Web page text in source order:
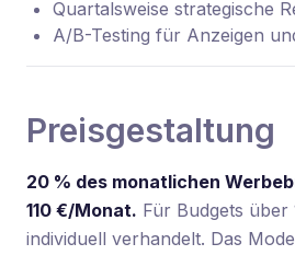
Quartalsweise strategische
A/B-Testing für Anzeigen
Preisgestaltung
20 % des monatlichen
110 €/Monat. Für Budgets
individuell verhandelt. Das